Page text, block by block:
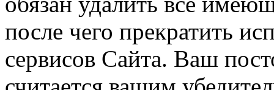
после чего прекратить
сервисов Сайта. Ваш